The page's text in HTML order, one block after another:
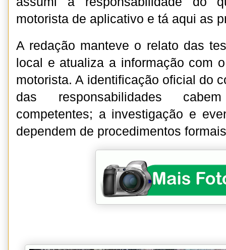
motorista de aplicativo e tá aqui as
A redação manteve o relato das
local e atualiza a informação com
motorista. A identificação oficial do
das responsabilidades
competentes; a investigação e
dependem de procedimentos